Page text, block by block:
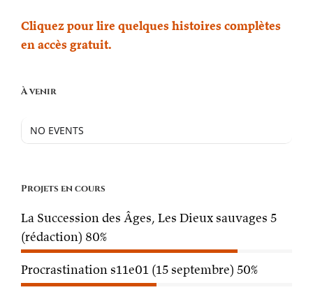
Cliquez pour lire quelques histoires complètes
en accès gratuit.
À venir
NO EVENTS
Projets en cours
La Succession des Âges, Les Dieux sauvages 5
(rédaction) 80%
Procrastination s11e01 (15 septembre) 50%